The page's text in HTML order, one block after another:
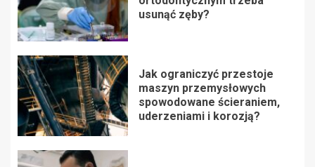
usunąć zęby?
Jak ograniczyć przestoje
maszyn przemysłowych
spowodowane ścieraniem,
uderzeniami i korozją?